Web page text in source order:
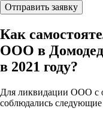
Как
ООО в
в 2021 году?
Для ликвидации ООО с
соблюдались следующие